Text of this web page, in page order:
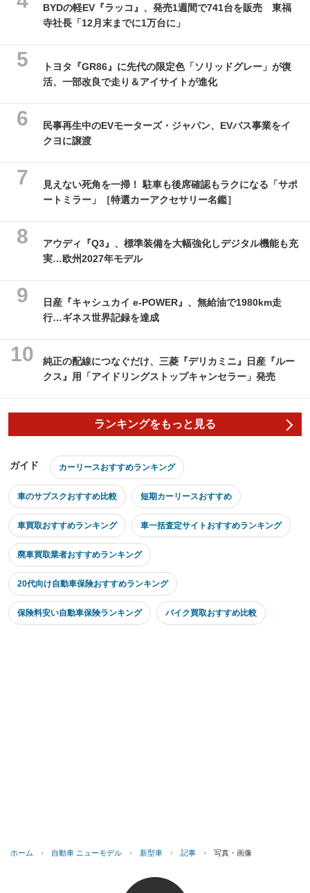
BYDの軽EV『ラッコ』、発売1週間で741台を販売 東福
寺社長「12月末までに1万台に」
トヨタ『GR86』に先代の限定色「ソリッドグレー」が復
活、一部改良で走り＆アイサイトが進化
民事再生中のEVモーターズ・ジャパン、EVバス事業をイ
クヨに譲渡
見えない死角を一掃！ 駐車も後席確認もラクになる「サポ
ートミラー」［特選カーアクセサリー名鑑］
アウディ『Q3』、標準装備を大幅強化しデジタル機能も充
実…欧州2027年モデル
日産『キャシュカイ e-POWER』、無給油で1980km走
行…ギネス世界記録を達成
純正の配線につなぐだけ、三菱『デリカミニ』日産『ルー
クス』用「アイドリングストップキャンセラー」発売
ランキングをもっと見る
ガイド カーリースおすすめランキング
車のサブスクおすすめ比較 短期カーリースおすすめ
車買取おすすめランキング 車一括査定サイトおすすめランキング
廃車買取業者おすすめランキング
20代向け自動車保険おすすめランキング
保険料安い自動車保険ランキング バイク買取おすすめ比較
ホーム › 自動車 ニューモデル › 新型車 › 記事 › 写真・画像